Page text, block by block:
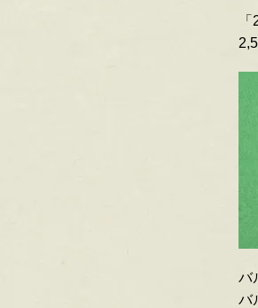
バ
バ